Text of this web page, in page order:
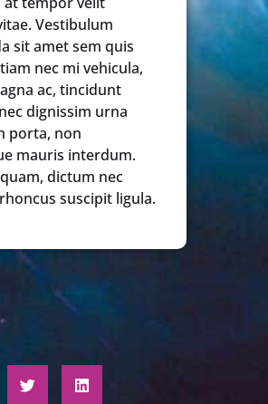
Vestibulum
sit amet sem quis
nec mi vehicula,
ac, tincidunt
dignissim urna
porta, non
mauris interdum.
dictum nec
suscipit ligula.